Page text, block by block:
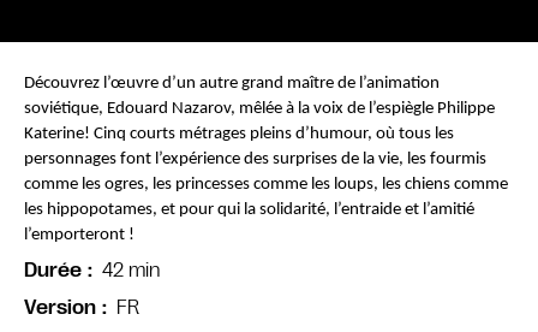
Découvrez l’œuvre d’un autre grand maître de l’animation
soviétique, Edouard Nazarov, mêlée à la voix de l’espiègle Philippe
Katerine! Cinq courts métrages pleins d’humour, où tous les
personnages font l’expérience des surprises de la vie, les fourmis
comme les ogres, les princesses comme les loups, les chiens comme
les hippopotames, et pour qui la solidarité, l’entraide et l’amitié
l’emporteront !
Durée
42 min
Version
FR